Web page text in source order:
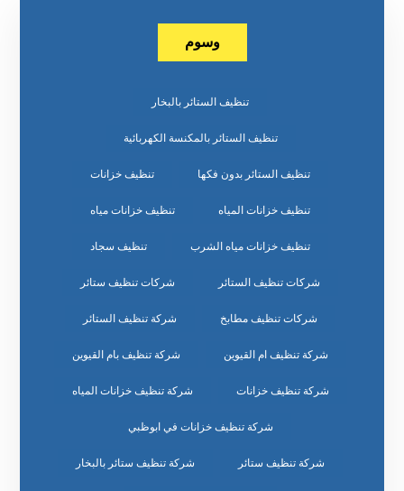
وسوم
تنظيف الستائر بالبخار
تنظيف الستائر بالمكنسة الكهربائية
تنظيف الستائر بدون فكها تنظيف خزانات
تنظيف خزانات المياه تنظيف خزانات مياه
تنظيف خزانات مياه الشرب تنظيف سجاد
شركات تنظيف الستائر شركات تنظيف ستائر
شركات تنظيف مطابخ شركة تنظيف الستائر
شركة تنظيف ام القيوين شركة تنظيف بام القيوين
شركة تنظيف خزانات شركة تنظيف خزانات المياه
شركة تنظيف خزانات في ابوظبي
شركة تنظيف ستائر شركة تنظيف ستائر بالبخار